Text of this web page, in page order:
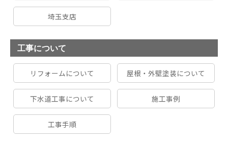
埼玉支店
工事について
リフォームについて 屋根・外壁塗装について
下水道工事について 施工事例
工事手順